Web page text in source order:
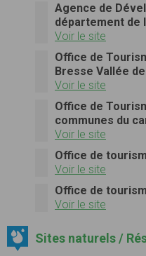
Agence de
département de
Voir le site
Office de
Bresse Vallée
Voir le site
Office de
communes du
Voir le site
Office de
Voir le site
Office de
Voir le site
Sites naturels /